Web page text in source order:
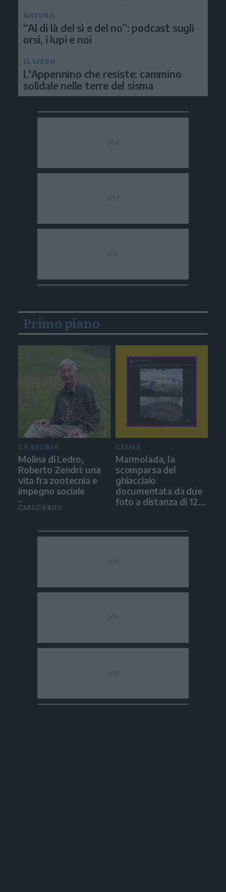
NATURA
“Al di là del sì e del no”: podcast sugli
orsi, i lupi e noi
IL LIBRO
L'Appennino che resiste: cammino
solidale nelle terre del sisma
Primo piano
LA STORIA
Molina di Ledro,
Roberto Zendri: una
vita fra zootecnia e
impegno sociale
CARLO BRIDI
CLIMA
Marmolada, la
scomparsa del
ghiacciaio
documentata da due
foto a distanza di 12